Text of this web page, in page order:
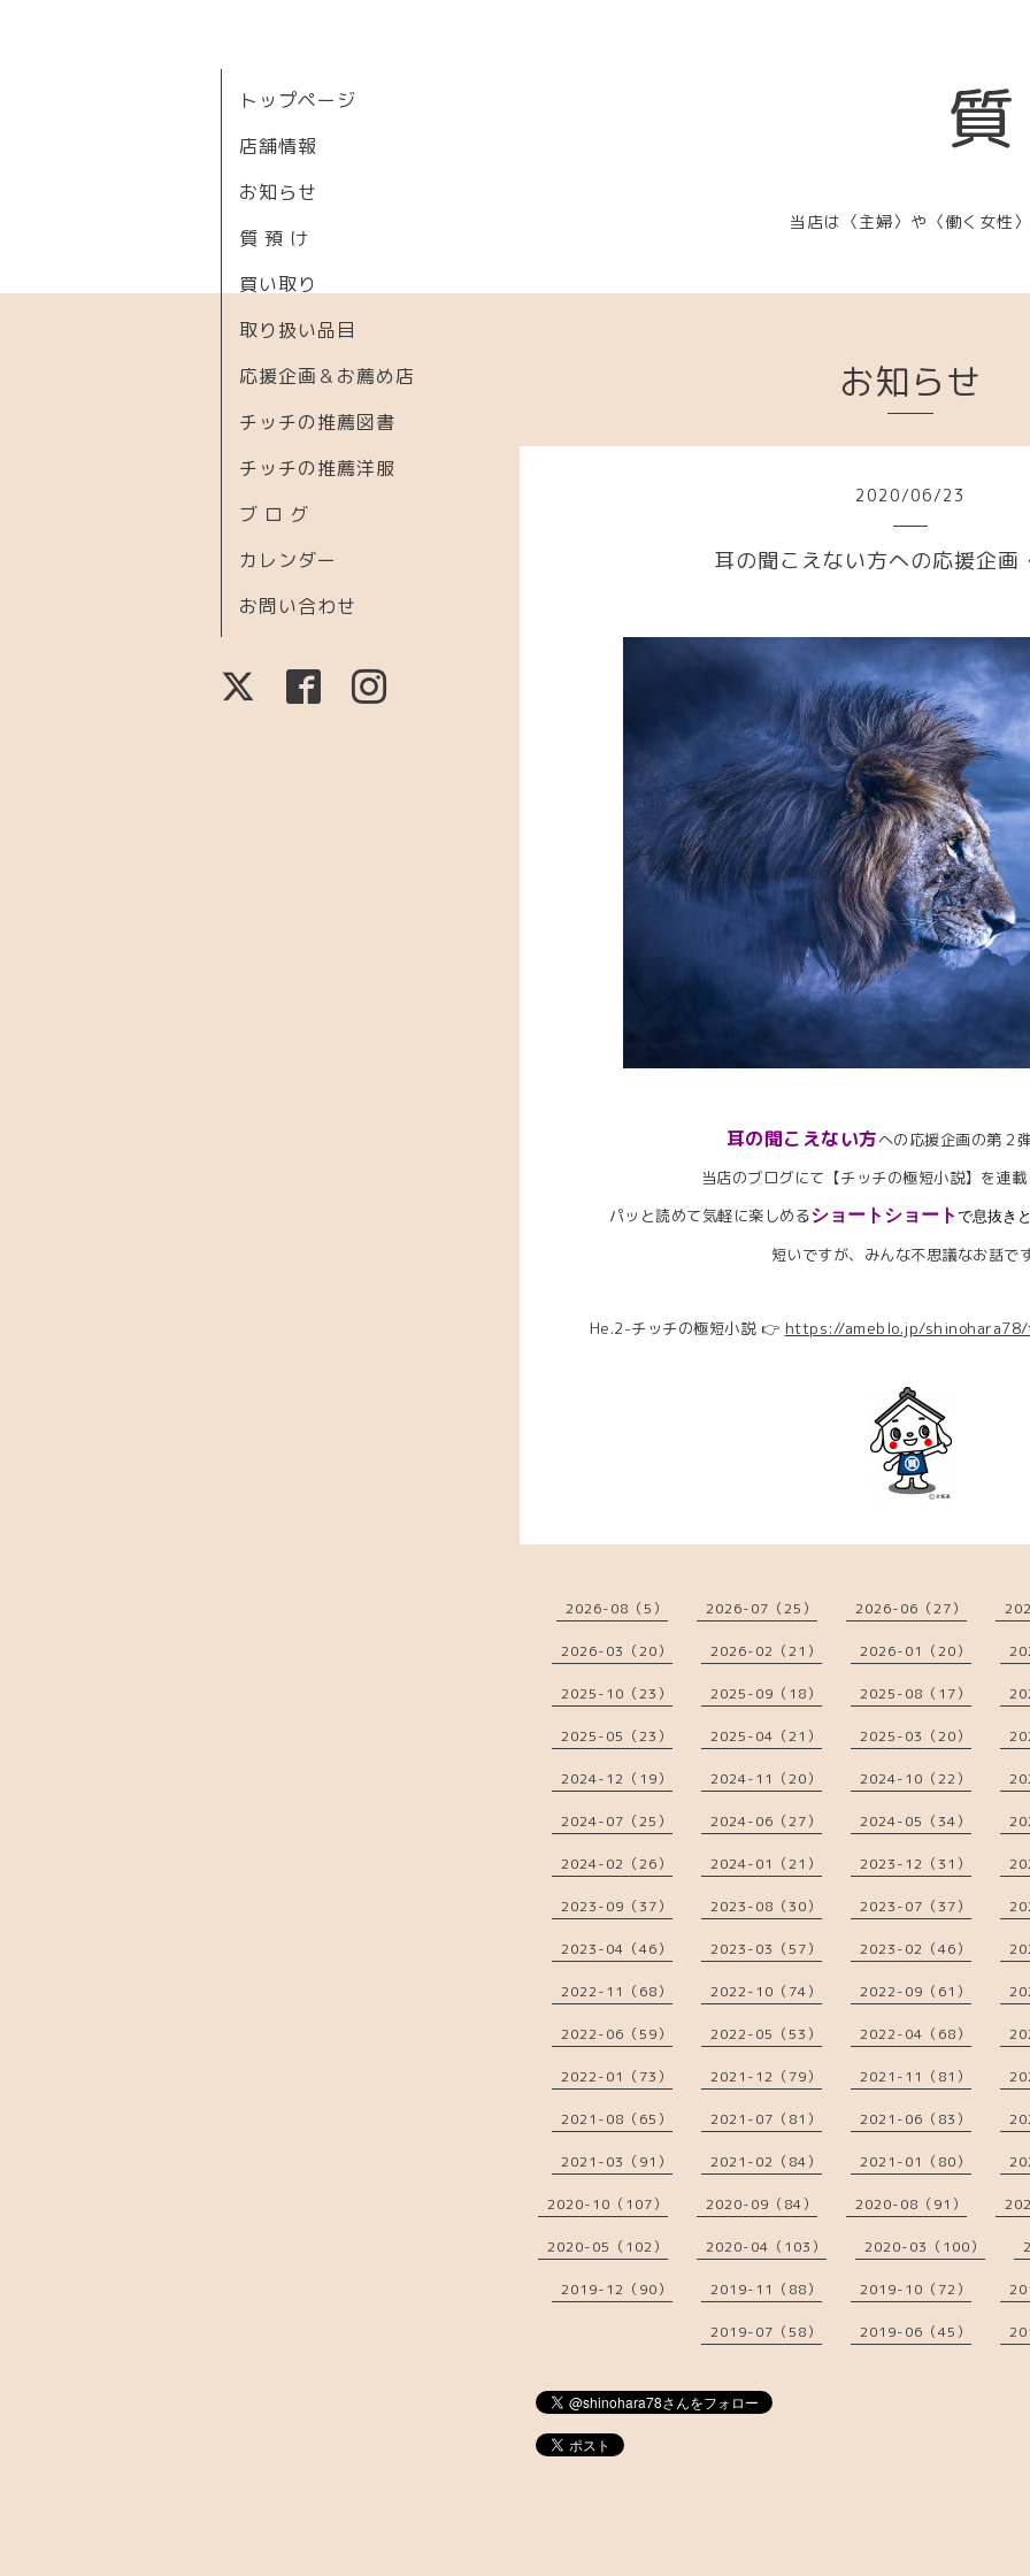
当店は〈主婦〉や〈働く女性
トップページ
店舗情報
お知らせ
質 預 け
買い取り
取り扱い品目
応援企画＆お薦め店
チッチの推薦図書
チッチの推薦洋服
ブ ロ グ
カレンダー
お問い合わせ
お知らせ
2020/06/23
耳の聞こえない方への応援企画
耳の聞こえない方への応援企画の第２
当店のブログにて【チッチの極短小説】を連
パッと読めて気軽に楽しめるショートショートで息抜き
短いですが、みんな不思議なお話で
He.2-チッチの極短小説 👉 https://ameblo.jp/
2026-08（5） 2026-07（25） 2026-06（27）
2026-03（20） 2026-02（21） 2026-01（20）
2025-10（23） 2025-09（18） 2025-08（17）
2025-05（23） 2025-04（21） 2025-03（20）
2024-12（19） 2024-11（20） 2024-10（22）
2024-07（25） 2024-06（27） 2024-05（34）
2024-02（26） 2024-01（21） 2023-12（31）
2023-09（37） 2023-08（30） 2023-07（37）
2023-04（46） 2023-03（57） 2023-02（46）
2022-11（68） 2022-10（74） 2022-09（61）
2022-06（59） 2022-05（53） 2022-04（68）
2022-01（73） 2021-12（79） 2021-11（81）
2021-08（65） 2021-07（81） 2021-06（83）
2021-03（91） 2021-02（84） 2021-01（80）
2020-10（107） 2020-09（84） 2020-08（91）
2020-05（102） 2020-04（103） 2020-03（100）
2019-12（90） 2019-11（88） 2019-10（72）
2019-07（58） 2019-06（45）